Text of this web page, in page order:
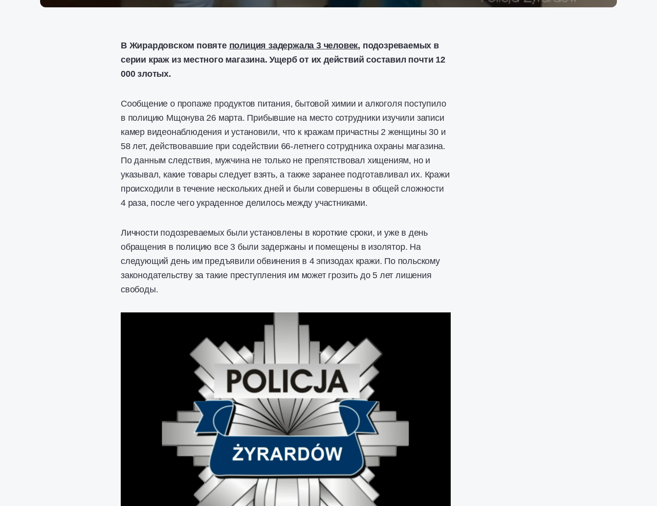
В Жирардовском повяте полиция задержала 3 человек, подозреваемых в
серии краж из местного магазина. Ущерб от их действий составил почти 12
000 злотых.
Сообщение о пропаже продуктов питания, бытовой химии и алкоголя поступило
в полицию Мщонува 26 марта. Прибывшие на место сотрудники изучили записи
камер видеонаблюдения и установили, что к кражам причастны 2 женщины 30 и
58 лет, действовавшие при содействии 66-летнего сотрудника охраны магазина.
По данным следствия, мужчина не только не препятствовал хищениям, но и
указывал, какие товары следует взять, а также заранее подготавливал их. Кражи
происходили в течение нескольких дней и были совершены в общей сложности
4 раза, после чего украденное делилось между участниками.
Личности подозреваемых были установлены в короткие сроки, и уже в день
обращения в полицию все 3 были задержаны и помещены в изолятор. На
следующий день им предъявили обвинения в 4 эпизодах кражи. По польскому
законодательству за такие преступления им может грозить до 5 лет лишения
свободы.